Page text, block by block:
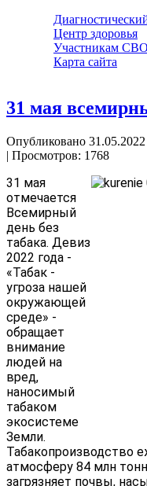
Центр здоровья
Участникам СВО
Карта сайта
31 мая
Опубликовано
| Просмотров: 1768
31​ мая
отмечается
Всемирный
день без
табака. Девиз
2022 года -
«Табак​ -
угроза нашей
окружающей
среде» -
обращает
внимание
людей на​
вред,
наносимый
табаком
экосистеме
Земли.
Табакопроизводство
атмосферу 84 млн
загрязняет почвы,